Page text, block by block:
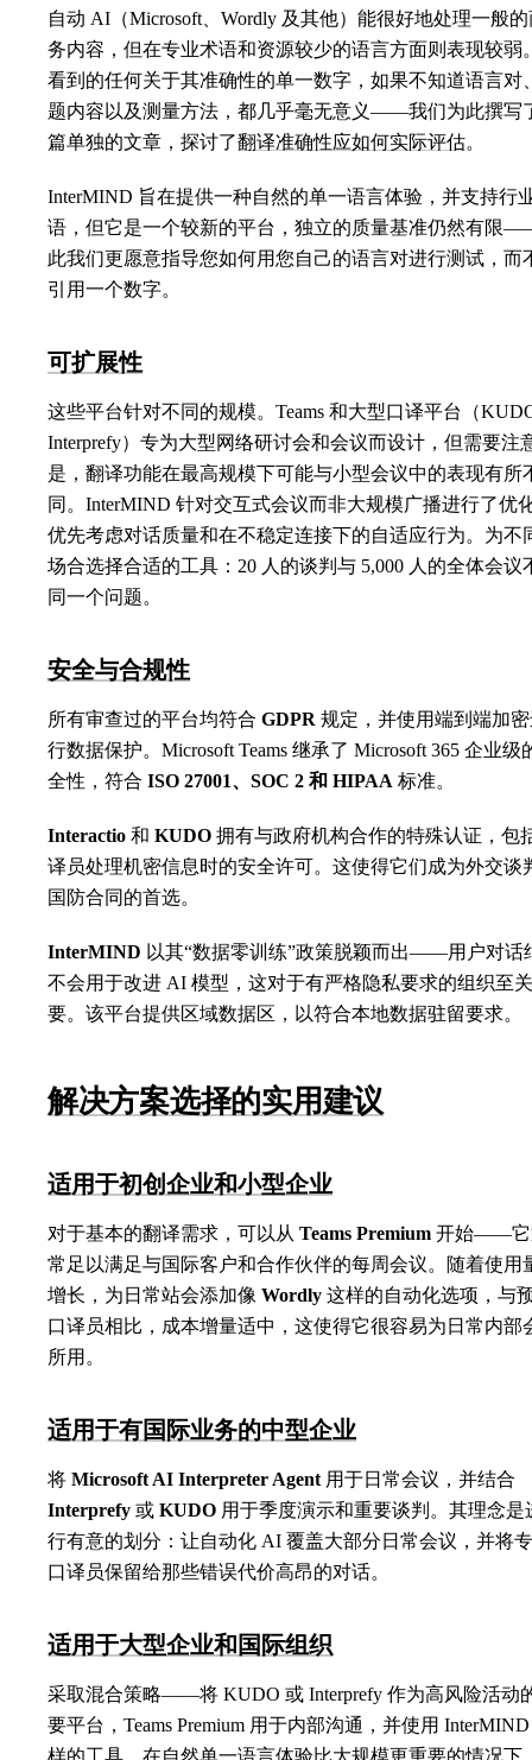
自动 AI（Microsoft、Wordly 及其他）能很好地处理一般
务内容，但在专业术语和资源较少的语言方面则表现较弱
看到的任何关于其准确性的单一数字，如果不知道语言对
题内容以及测量方法，都几乎毫无意义——我们为此撰写
篇单独的文章，探讨了翻译准确性应如何实际评估。
InterMIND 旨在提供一种自然的单一语言体验，并支持行
语，但它是一个较新的平台，独立的质量基准仍然有限
此我们更愿意指导您如何用您自己的语言对进行测试，而
引用一个数字。
可扩展性
这些平台针对不同的规模。Teams 和大型口译平台（
Interprefy）专为大型网络研讨会和会议而设计，但需要注
是，翻译功能在最高规模下可能与小型会议中的表现有所
同。InterMIND 针对交互式会议而非大规模广播进行了优
优先考虑对话质量和在不稳定连接下的自适应行为。为不
场合选择合适的工具：20 人的谈判与 5,000 人的全体会议
同一个问题。
安全与合规性
所有审查过的平台均符合 GDPR 规定，并使用端到端加
行数据保护。Microsoft Teams 继承了 Microsoft 365 企业级
全性，符合 ISO 27001、SOC 2 和 HIPAA 标准。
Interactio 和 KUDO 拥有与政府机构合作的特殊认证，包
译员处理机密信息时的安全许可。这使得它们成为外交谈
国防合同的首选。
InterMIND 以其“数据零训练”政策脱颖而出——用户对话
不会用于改进 AI 模型，这对于有严格隐私要求的组织至
要。该平台提供区域数据区，以符合本地数据驻留要求。
解决方案选择的实用建议
适用于初创企业和小型企业
对于基本的翻译需求，可以从 Teams Premium 开始——它
常足以满足与国际客户和合作伙伴的每周会议。随着使用
增长，为日常站会添加像 Wordly 这样的自动化选项，与
口译员相比，成本增量适中，这使得它很容易为日常内部
所用。
适用于有国际业务的中型企业
将 Microsoft AI Interpreter Agent 用于日常会议，并结合
Interprefy 或 KUDO 用于季度演示和重要谈判。其理念是
行有意的划分：让自动化 AI 覆盖大部分日常会议，并将
口译员保留给那些错误代价高昂的对话。
适用于大型企业和国际组织
采取混合策略——将 KUDO 或 Interprefy 作为高风险活动
要平台，Teams Premium 用于内部沟通，并使用